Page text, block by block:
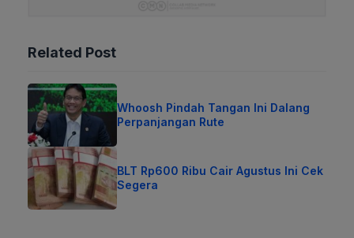
Related Post
Whoosh Pindah Tangan Ini Dalang
Perpanjangan Rute
BLT Rp600 Ribu Cair Agustus Ini Cek
Segera